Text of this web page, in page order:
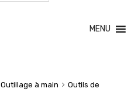
MENU
Outillage à main
Outils de